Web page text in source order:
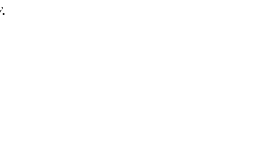
מס' 1259, Jiamei Road, Nanxiang Town, District Jiading, שנחאי.